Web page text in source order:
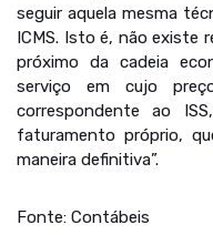
seguir aquela mesma
ICMS. Isto é, não existe
próximo da cadeia
serviço em cujo
correspondente ao
faturamento próprio,
maneira definitiva”.
Fonte: Contábeis